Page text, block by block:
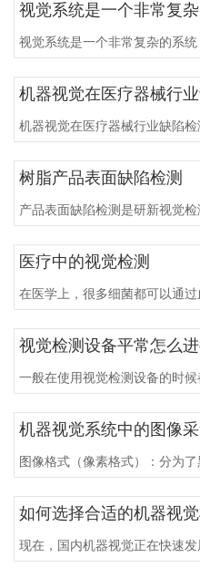
视觉系统是一个非常复
视觉系统是一个非常复杂的系
机器视觉在医疗器械行
机器视觉在医疗器械行业缺陷
树脂产品表面缺陷检测
产品表面缺陷检测是研新视觉
医疗中的视觉检测
在医学上，很多细菌都可以通
视觉检测设备平常怎么
一般在使用视觉检测设备的时
机器视觉系统中的图像
图像格式（像素格式）：分为
如何选择合适的机器视
现在，国内机器视觉正在快速